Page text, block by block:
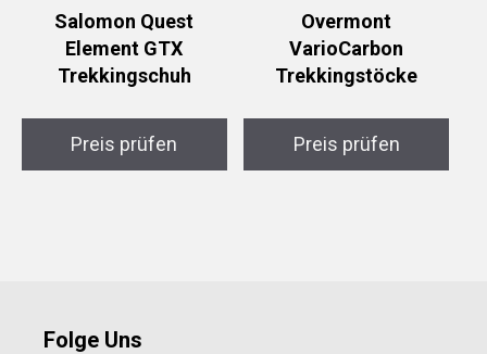
Salomon Quest
Element GTX
Trekkingschuh
Preis prüfen
Overmont
VarioCarbon
Trekkingstöcke
Preis prüfen
Folge Uns